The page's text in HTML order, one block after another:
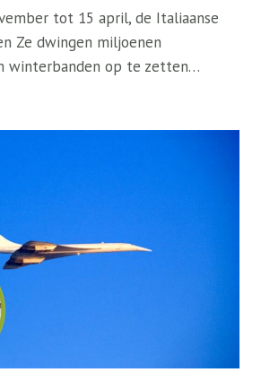
tot 15 april, de Italiaanse
Ze dwingen miljoenen
winterbanden op te zetten…